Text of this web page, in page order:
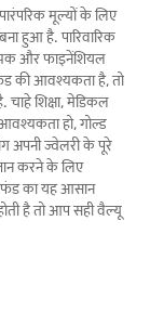
मूल्यों के लिए
हुआ है. पारिवारिक
और फाइनेंशियल
की आवश्यकता है, तो
चाहे शिक्षा, मेडिकल
हो, गोल्ड
अपनी ज्वेलरी के पूरे
करने के लिए
फंड का यह आसान
है तो आप सही वैल्यू